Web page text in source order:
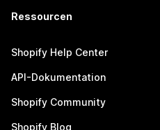
Ressourcen
Shopify Help Center
API-Dokumentation
Shopify Community
Shopify Blog